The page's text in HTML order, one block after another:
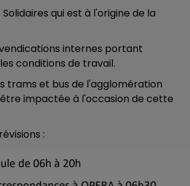
qui est à l'origine de la
internes portant
conditions de travail.
trams et bus de l'agglomération
impactée à l'occasion de cette
: